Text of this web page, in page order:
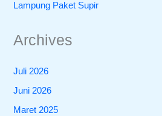
Lampung Paket Supir
Archives
Juli 2026
Juni 2026
Maret 2025